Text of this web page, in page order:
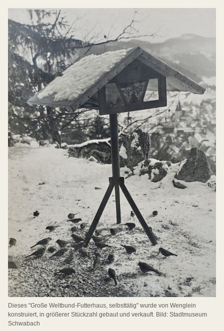
Dieses "Große Weltbund-Futterhaus, selbsttätig" wurde von Wenglein
konstruiert, in größerer Stückzahl gebaut und verkauft. Bild: Stadtmuseum
Schwabach